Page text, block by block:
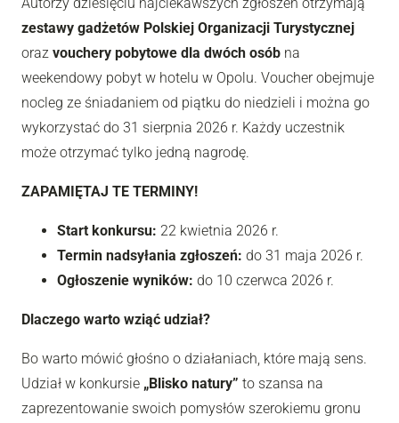
zestawy gadżetów Polskiej Organizacji Turystycznej
oraz vouchery pobytowe dla dwóch osób na
weekendowy pobyt w hotelu w Opolu. Voucher obejmuje
nocleg ze śniadaniem od piątku do niedzieli i można go
wykorzystać do 31 sierpnia 2026 r. Każdy uczestnik
może otrzymać tylko jedną nagrodę.
ZAPAMIĘTAJ TE TERMINY!
Start konkursu: 22 kwietnia 2026 r.
Termin nadsyłania zgłoszeń: do 31 maja 2026 r.
Ogłoszenie wyników: do 10 czerwca 2026 r.
Dlaczego warto wziąć udział?
Bo warto mówić głośno o działaniach, które mają sens.
Udział w konkursie „Blisko natury” to szansa na
zaprezentowanie swoich pomysłów szerokiemu gronu